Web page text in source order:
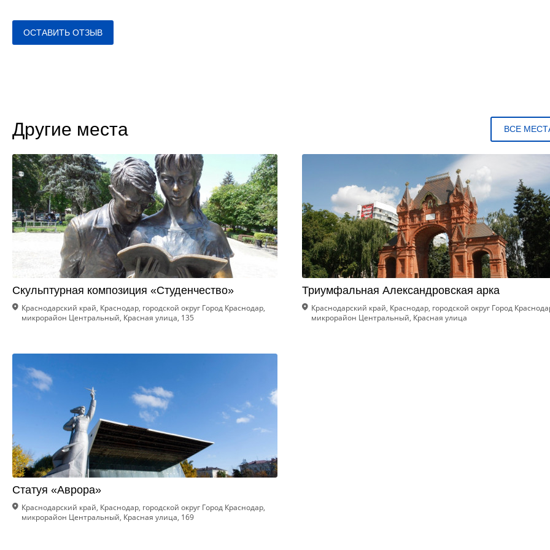
ОСТАВИТЬ ОТЗЫВ
Другие места ВСЕ
Скульптурная композиция «Студенчество»
Краснодарский край, Краснодар, городской округ Город Краснодар,
микрорайон Центральный, Красная улица, 135
Триумфальная Александровская арка
Краснодарский край, Краснодар, городской округ Город
микрорайон Центральный, Красная улица
Статуя «Аврора»
Краснодарский край, Краснодар, городской округ Город Краснодар,
микрорайон Центральный, Красная улица, 169